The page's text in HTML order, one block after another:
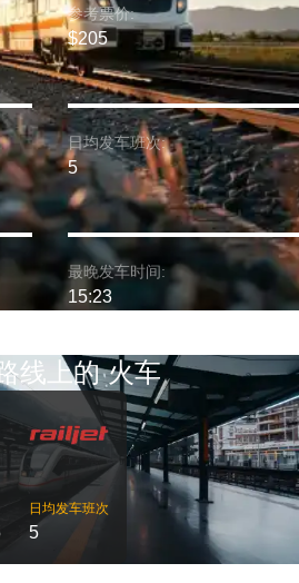
参考票价:
$205
日均发车班次:
5
最晚发车时间:
15:23
线上的 火车
日均发车班次
5